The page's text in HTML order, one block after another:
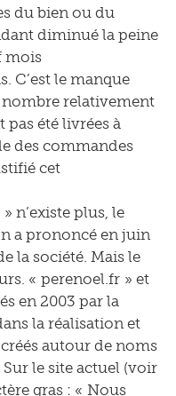
du bien ou du
diminué la peine
mois
C’est le manque
nombre relativement
pas été livrées à
des commandes
cet
n’existe plus, le
a prononcé en juin
la société. Mais le
« perenoel.fr » et
en 2003 par la
la réalisation et
autour de noms
Sur le site actuel (voir
gras : « Nous